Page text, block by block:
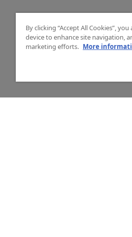
By clicking “Accept All Cookies”,
device to enhance site navigation,
marketing efforts. More